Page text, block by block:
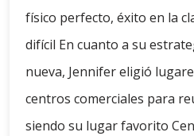
físico perfecto, éxito en la
difícil En cuanto a su
nueva, Jennifer eligió
centros comerciales para
siendo su lugar favorito